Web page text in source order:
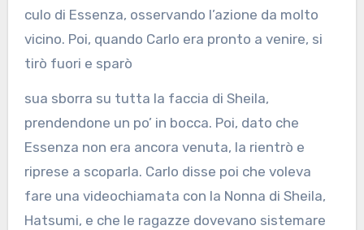
culo di Essenza, osservando l’azione da molto
vicino. Poi, quando Carlo era pronto a venire, si
tirò fuori e sparò
sua sborra su tutta la faccia di Sheila,
prendendone un po’ in bocca. Poi, dato che
Essenza non era ancora venuta, la rientrò e
riprese a scoparla. Carlo disse poi che voleva
fare una videochiamata con la Nonna di Sheila,
Hatsumi, e che le ragazze dovevano sistemare